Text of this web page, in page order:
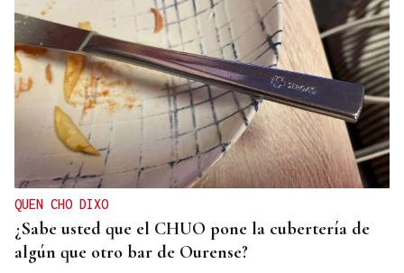
CUIDAR LOS ECOSISTEMAS COSTEROS
Las claves para reducir los residuos y mantener las
playas limpias este verano
QUEN CHO DIXO
¿Sabe usted que el CHUO pone la cubertería de
algún que otro bar de Ourense?